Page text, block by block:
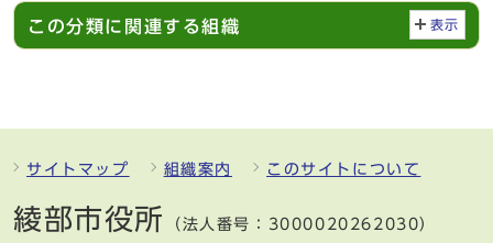
この分類に関連する組織 表示
サイトマップ 組織案内 このサイトについて
綾部市役所 （法人番号：3000020262030）